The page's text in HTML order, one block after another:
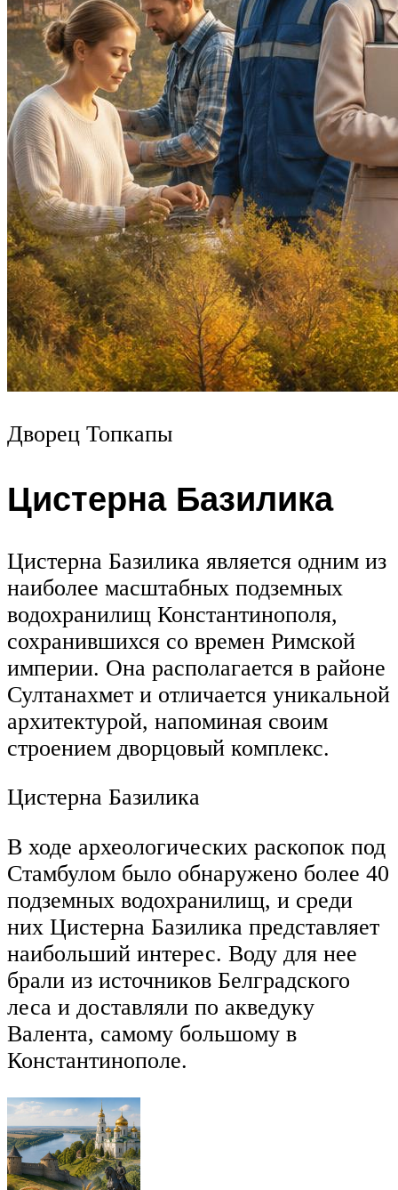
Дворец Топкапы
Цистерна Базилика
Цистерна Базилика является одним из
наиболее масштабных подземных
водохранилищ Константинополя,
сохранившихся со времен Римской
империи. Она располагается в районе
Султанахмет и отличается уникальной
архитектурой, напоминая своим
строением дворцовый комплекс.
Цистерна Базилика
В ходе археологических раскопок под
Стамбулом было обнаружено более 40
подземных водохранилищ, и среди
них Цистерна Базилика представляет
наибольший интерес. Воду для нее
брали из источников Белградского
леса и доставляли по акведуку
Валента, самому большому в
Константинополе.